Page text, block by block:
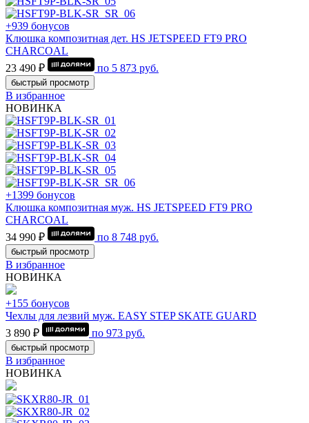
+939 бонусов
Клюшка композитная дет. HS JETSPEED FT9 PRO
CHARCOAL
23 490 ₽
по 5 873 руб.
быстрый просмотр
В избранное
НОВИНКА
+1399 бонусов
Клюшка композитная муж. HS JETSPEED FT9 PRO
CHARCOAL
34 990 ₽
по 8 748 руб.
быстрый просмотр
В избранное
НОВИНКА
+155 бонусов
Чехлы для лезвий муж. EASY STEP SKATE GUARD
3 890 ₽
по 973 руб.
быстрый просмотр
В избранное
НОВИНКА